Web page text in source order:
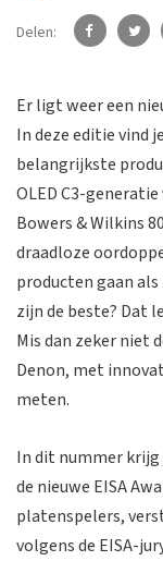
Delen:
Er ligt weer een
In deze editie vind
belangrijkste
OLED C3-
Bowers & Wilkins
draadloze
producten gaan
zijn de beste? Dat
Mis dan zeker niet
Denon, met
meten.
In dit nummer krijg
de nieuwe EISA
platenspelers,
volgens de EISA-